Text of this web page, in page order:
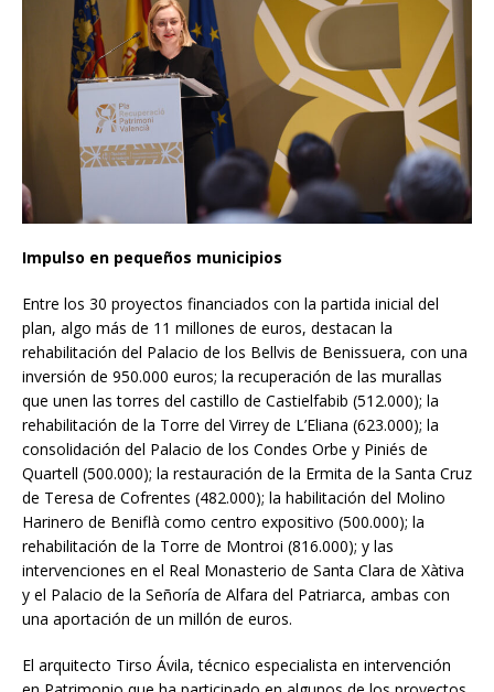
Impulso en pequeños municipios
Entre los 30 proyectos financiados con la partida inicial del
plan, algo más de 11 millones de euros, destacan la
rehabilitación del Palacio de los Bellvis de Benissuera, con una
inversión de 950.000 euros; la recuperación de las murallas
que unen las torres del castillo de Castielfabib (512.000); la
rehabilitación de la Torre del Virrey de L’Eliana (623.000); la
consolidación del Palacio de los Condes Orbe y Piniés de
Quartell (500.000); la restauración de la Ermita de la Santa Cruz
de Teresa de Cofrentes (482.000); la habilitación del Molino
Harinero de Beniflà como centro expositivo (500.000); la
rehabilitación de la Torre de Montroi (816.000); y las
intervenciones en el Real Monasterio de Santa Clara de Xàtiva
y el Palacio de la Señoría de Alfara del Patriarca, ambas con
una aportación de un millón de euros.
El arquitecto Tirso Ávila, técnico especialista en intervención